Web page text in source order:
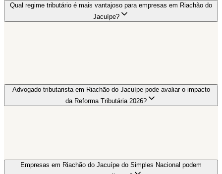
Qual regime tributário é mais vantajoso para empresas em Riachão do
Jacuípe?
Advogado tributarista em Riachão do Jacuípe pode avaliar o impacto
da Reforma Tributária 2026?
Empresas em Riachão do Jacuípe do Simples Nacional podem